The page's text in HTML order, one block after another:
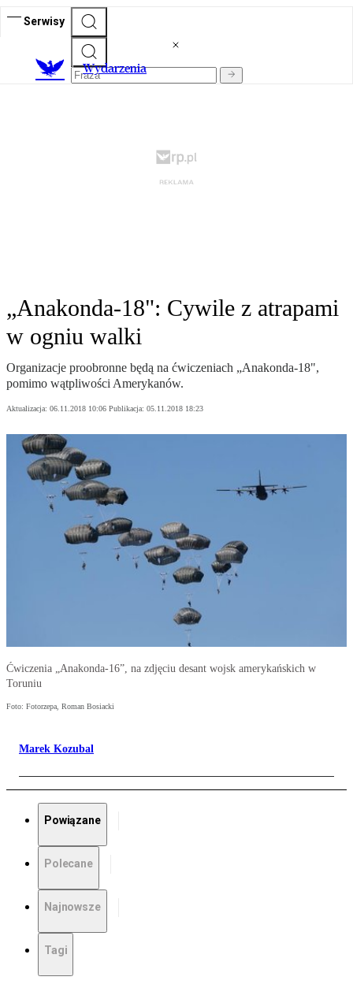
Serwisy
Wydarzenia
„Anakonda-18": Cywile z atrapami
w ogniu walki
Organizacje proobronne będą na ćwiczeniach „Anakonda-18",
pomimo wątpliwości Amerykanów.
Aktualizacja: 06.11.2018 10:06 Publikacja: 05.11.2018 18:23
Ćwiczenia „Anakonda-16”, na zdjęciu desant wojsk amerykańskich w
Toruniu
Foto: Fotorzepa, Roman Bosiacki
Marek Kozubal
Powiązane
Polecane
Najnowsze
Tagi